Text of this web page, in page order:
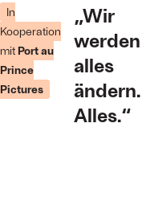
In
Kooperation
mit Port au
Prince
Pictures
„Wir
werden
alles
ändern.
Alles.“
(Jella Haase)
in der linken
Kommune mit
Genossinnen
(Martina
Schöne-
Radunski, l.,